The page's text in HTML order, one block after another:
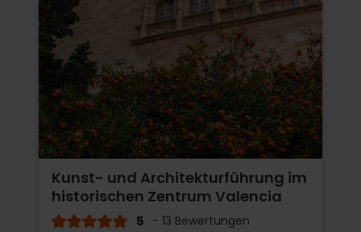
Kunst- und Architekturführung im
historischen Zentrum Valencia
5 - 13 Bewertungen